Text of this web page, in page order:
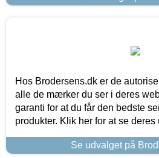
Hos Brodersens.dk er de
alle de mærker du ser i deres
garanti for at du får den bedste
produkter. Klik her for at se deres
Se udvalget på